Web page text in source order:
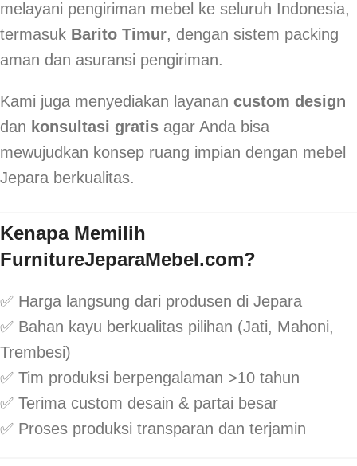
melayani pengiriman mebel ke seluruh Indonesia,
termasuk Barito Timur, dengan sistem packing
aman dan asuransi pengiriman.
Kami juga menyediakan layanan custom design
dan konsultasi gratis agar Anda bisa
mewujudkan konsep ruang impian dengan mebel
Jepara berkualitas.
Kenapa Memilih
FurnitureJeparaMebel.com?
✅ Harga langsung dari produsen di Jepara
✅ Bahan kayu berkualitas pilihan (Jati, Mahoni,
Trembesi)
✅ Tim produksi berpengalaman >10 tahun
✅ Terima custom desain & partai besar
✅ Proses produksi transparan dan terjamin